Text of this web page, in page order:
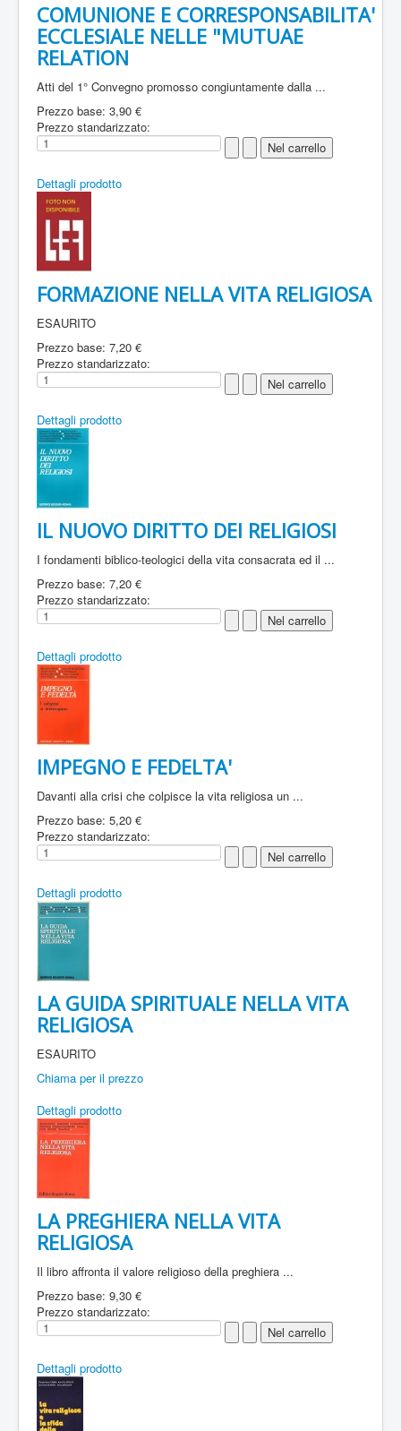
COMUNIONE E CORRESPONSABILITA'
ECCLESIALE NELLE "MUTUAE
RELATION
Atti del 1° Convegno promosso congiuntamente dalla ...
Prezzo base: 3,90 €
Prezzo standarizzato:
Dettagli prodotto
FORMAZIONE NELLA VITA RELIGIOSA
ESAURITO
Prezzo base: 7,20 €
Prezzo standarizzato:
Dettagli prodotto
IL NUOVO DIRITTO DEI RELIGIOSI
I fondamenti biblico-teologici della vita consacrata ed il ...
Prezzo base: 7,20 €
Prezzo standarizzato:
Dettagli prodotto
IMPEGNO E FEDELTA'
Davanti alla crisi che colpisce la vita religiosa un ...
Prezzo base: 5,20 €
Prezzo standarizzato:
Dettagli prodotto
LA GUIDA SPIRITUALE NELLA VITA
RELIGIOSA
ESAURITO
Chiama per il prezzo
Dettagli prodotto
LA PREGHIERA NELLA VITA
RELIGIOSA
Il libro affronta il valore religioso della preghiera ...
Prezzo base: 9,30 €
Prezzo standarizzato:
Dettagli prodotto